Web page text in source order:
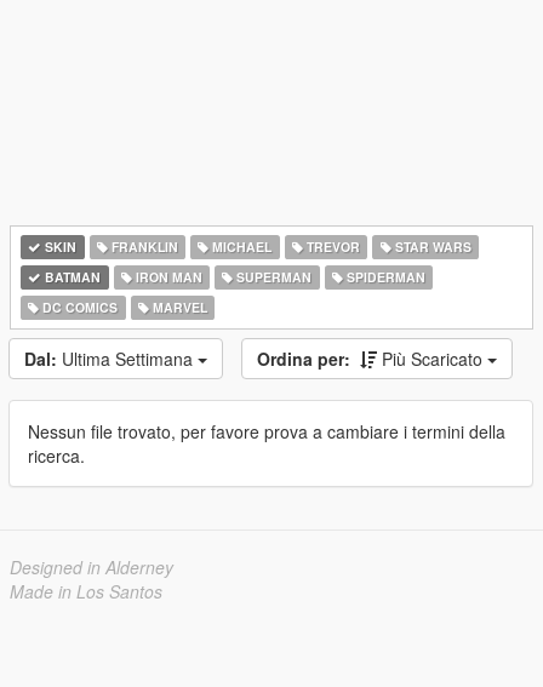
SKIN FRANKLIN MICHAEL TREVOR
STAR WARS
BATMAN
IRON MAN SUPERMAN
SPIDERMAN
DC COMICS
MARVEL
Dal: Ultima Settimana Ordina per: Più Scaricato
Nessun file trovato, per favore prova a cambiare i termini della
ricerca.
Designed in Alderney
Made in Los Santos